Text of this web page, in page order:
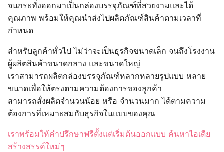
จนกระทั่งออกมาเป็นกล่องบรรจุภัณฑ์ที่สวยงามและได้
คุณภาพ พร้อมให้คุณนำส่งไปผลิตภัณฑ์สินค้าตามเวลาที่
กำหนด
สำหรับลูกค้าทั่วไป ไม่ว่าจะเป็นธุรกิจขนาดเล็ก จนถึงโรงงาน
ผู้ผลิตสินค้าขนาดกลาง และขนาดใหญ่
เราสามารถผลิตกล่องบรรจุภัณฑ์หลากหลายรูปแบบ หลาย
ขนาดเพื่อให้ตรงตามความต้องการของลูกค้า
สามารถสั่งผลิตจำนวนน้อย หรือ จำนวนมาก ได้ตามความ
ต้องการที่เหมาะสมกับธุรกิจในแบบของคุณ
เราพร้อมให้คำปรึกษาฟรีตั้งแต่เริ่มต้นออกแบบ ค้นหาไอเดีย
สร้างสรรค์ใหม่ๆ